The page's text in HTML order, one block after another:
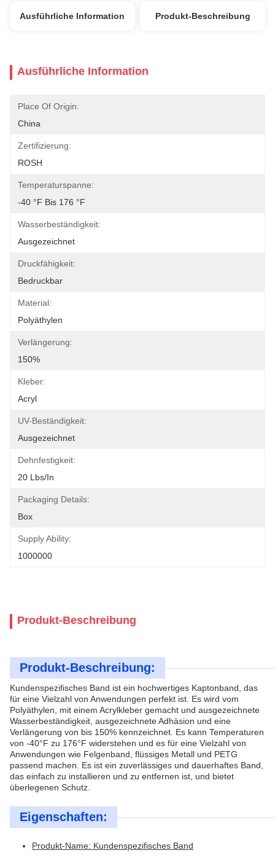
Ausführliche Information Produkt-Beschreibung
Ausführliche Information
Place Of Origin:
China
Zertifizierung:
ROSH
Temperaturspanne:
-40 °F Bis 176 °F
Wasserbeständigkeit:
Ausgezeichnet
Druckfähigkeit:
Bedruckbar
Material:
Polyäthylen
Verlängerung:
150%
Kleber:
Acryl
UV-Beständigkeit:
Ausgezeichnet
Dehnfestigkeit:
20 Lbs/in
Packaging Details:
Box
Supply Ability:
1000000
Produkt-Beschreibung
Produkt-Beschreibung:
Kundenspezifisches Band ist ein hochwertiges Kaptonband, das
für eine Vielzahl von Anwendungen perfekt ist. Es wird vom
Polyäthylen, mit einem Acrylkleber gemacht und ausgezeichnete
Wasserbeständigkeit, ausgezeichnete Adhäsion und eine
Verlängerung von bis 150% kennzeichnet. Es kann Temperaturen
von -40°F zu 176°F widerstehen und es für eine Vielzahl von
Anwendungen wie Felgenband, flüssiges Metall und PETG
passend machen. Es ist ein zuverlässiges und dauerhaftes Band,
das einfach zu installieren und zu entfernen ist, und bietet
überlegenen Schutz.
Eigenschaften:
Produkt-Name: Kundenspezifisches Band